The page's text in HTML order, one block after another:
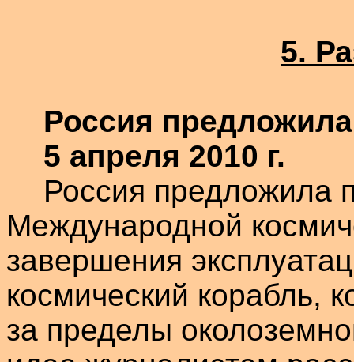
5.
Россия
5 апреля 2010 г.
Россия предложила
Международной
завершения
космический корабль,
за пределы